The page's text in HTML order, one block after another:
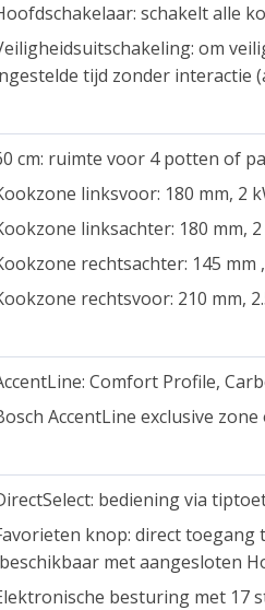
schakelt alle
om
tijd zonder interactie
cm: ruimte voor 4 potten of
linksvoor: 180 mm, 2
linksachter: 180 mm,
rechtsachter: 145 mm
rechtsvoor: 210 mm,
Comfort Profile,
AccentLine exclusive
bediening via
knop: direct
met aangesloten
besturing met 17